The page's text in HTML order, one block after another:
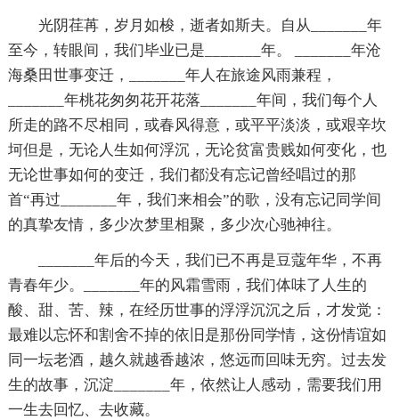
光阴荏苒，岁月如梭，逝者如斯夫。自从_______年
至今，转眼间，我们毕业已是_______年。 _______年沧
海桑田世事变迁，_______年人在旅途风雨兼程，
_______年桃花匆匆花开花落_______年间，我们每个人
所走的路不尽相同，或春风得意，或平平淡淡，或艰辛坎
坷但是，无论人生如何浮沉，无论贫富贵贱如何变化，也
无论世事如何的变迁，我们都没有忘记曾经唱过的那
首“再过_______年，我们来相会”的歌，没有忘记同学间
的真挚友情，多少次梦里相聚，多少次心驰神往。
_______年后的今天，我们已不再是豆蔻年华，不再
青春年少。_______年的风霜雪雨，我们体味了人生的
酸、甜、苦、辣，在经历世事的浮浮沉沉之后，才发觉：
最难以忘怀和割舍不掉的依旧是那份同学情，这份情谊如
同一坛老酒，越久就越香越浓，悠远而回味无穷。过去发
生的故事，沉淀_______年，依然让人感动，需要我们用
一生去回忆、去收藏。